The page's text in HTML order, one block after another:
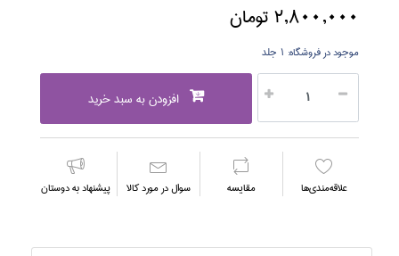
2,800,000 تومان
موجود در فروشگاه: 1 جلد
افزودن به سبد خرید
علاقه‌مندي‌ها مقايسه سوال در مورد كالا پیشنهاد به دوستان